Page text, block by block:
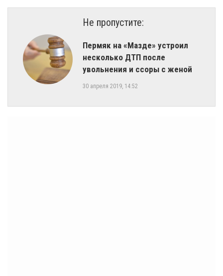
Не пропустите:
Пермяк на «Мазде» устроил
несколько ДТП после
увольнения и ссоры с женой
30 апреля 2019, 14:52